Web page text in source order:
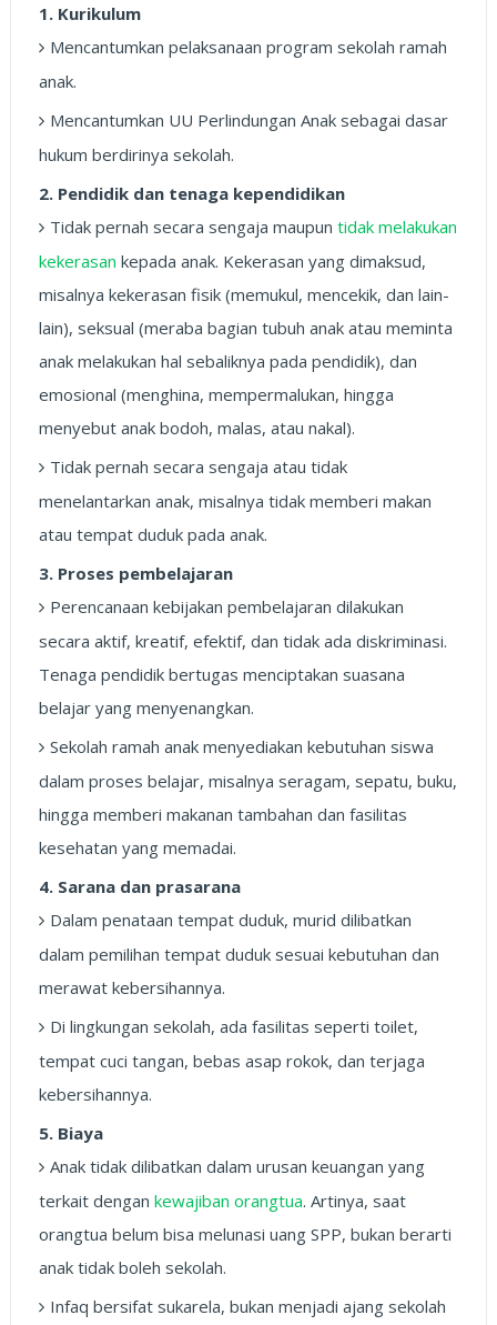
1. Kurikulum
Mencantumkan pelaksanaan program sekolah ramah
anak.
Mencantumkan UU Perlindungan Anak sebagai dasar
hukum berdirinya sekolah.
2. Pendidik dan tenaga kependidikan
Tidak pernah secara sengaja maupun tidak melakukan
kekerasan kepada anak. Kekerasan yang dimaksud,
misalnya kekerasan fisik (memukul, mencekik, dan lain-
lain), seksual (meraba bagian tubuh anak atau meminta
anak melakukan hal sebaliknya pada pendidik), dan
emosional (menghina, mempermalukan, hingga
menyebut anak bodoh, malas, atau nakal).
Tidak pernah secara sengaja atau tidak
menelantarkan anak, misalnya tidak memberi makan
atau tempat duduk pada anak.
3. Proses pembelajaran
Perencanaan kebijakan pembelajaran dilakukan
secara aktif, kreatif, efektif, dan tidak ada diskriminasi.
Tenaga pendidik bertugas menciptakan suasana
belajar yang menyenangkan.
Sekolah ramah anak menyediakan kebutuhan siswa
dalam proses belajar, misalnya seragam, sepatu, buku,
hingga memberi makanan tambahan dan fasilitas
kesehatan yang memadai.
4. Sarana dan prasarana
Dalam penataan tempat duduk, murid dilibatkan
dalam pemilihan tempat duduk sesuai kebutuhan dan
merawat kebersihannya.
Di lingkungan sekolah, ada fasilitas seperti toilet,
tempat cuci tangan, bebas asap rokok, dan terjaga
kebersihannya.
5. Biaya
Anak tidak dilibatkan dalam urusan keuangan yang
terkait dengan kewajiban orangtua. Artinya, saat
orangtua belum bisa melunasi uang SPP, bukan berarti
anak tidak boleh sekolah.
Infaq bersifat sukarela, bukan menjadi ajang sekolah